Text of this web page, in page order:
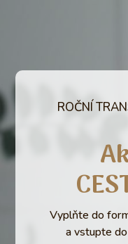
ROČNÍ
Vyplňte do
a vstupte